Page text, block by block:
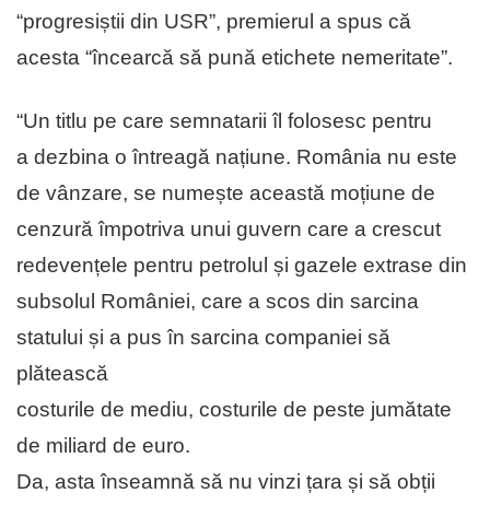
“progresiștii din USR”, premierul a spus că
acesta “încearcă să pună etichete nemeritate”.
“Un titlu pe care semnatarii îl folosesc pentru
a dezbina o întreagă națiune. România nu este
de vânzare, se numește această moțiune de
cenzură împotriva unui guvern care a crescut
redevențele pentru petrolul și gazele extrase din
subsolul României, care a scos din sarcina
statului și a pus în sarcina companiei să
plătească
costurile de mediu, costurile de peste jumătate
de miliard de euro.
Da, asta înseamnă să nu vinzi țara și să obții